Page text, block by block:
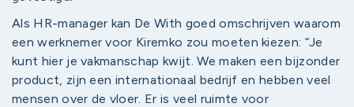
Als HR-manager kan De With goed omschrijven waarom
een werknemer voor Kiremko zou moeten kiezen: “Je
kunt hier je vakmanschap kwijt. We maken een bijzonder
product, zijn een internationaal bedrijf en hebben veel
mensen over de vloer. Er is veel ruimte voor